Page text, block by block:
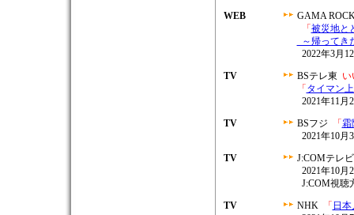
WEB
GAMA
「 被災地と
～帰ってき
2022年3月
TV
BSテレ東 い
「 タイマン
2021年11月
TV
BSフジ 「 霜
2021年10月
TV
J:COMテレ
2021年10月
J:COM視聴
TV
NHK 「 日